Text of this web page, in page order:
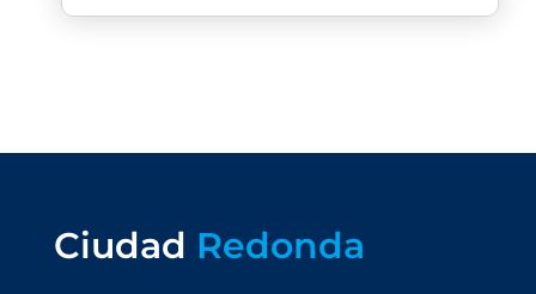
Ciudad Redonda